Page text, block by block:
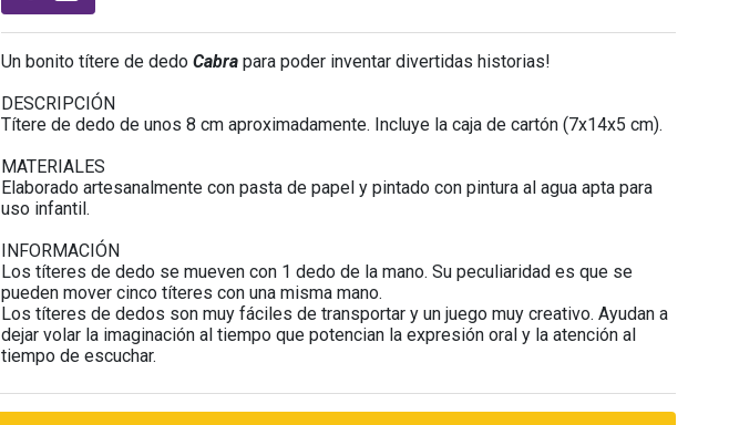
Un bonito títere de dedo Cabrapara poder inventar divertidas historias!
DESCRIPCIÓN
Títere de dedo de unos 8 cm aproximadamente. Incluye la caja de cartón (7x14x5 cm).
MATERIALES
Elaborado artesanalmente con pasta de papel y pintado con pintura al agua apta para
uso infantil.
INFORMACIÓN
Los títeres de dedo se mueven con 1 dedo de la mano. Su peculiaridad es que se
pueden mover cinco títeres con una misma mano.
Los títeres de dedos son muy fáciles de transportar y un juego muy creativo. Ayudan a
dejar volar la imaginación al tiempo que potencian la expresión oral y la atención al
tiempo de escuchar.